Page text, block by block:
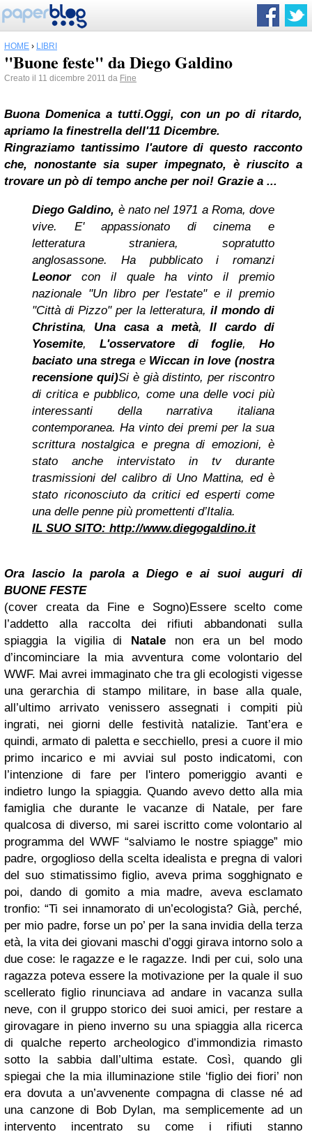
HOME › LIBRI
"Buone feste" da Diego Galdino
Creato il 11 dicembre 2011 da Fine
Buona Domenica a tutti.Oggi, con un po di ritardo,
apriamo la finestrella dell'11 Dicembre.
Ringraziamo tantissimo l'autore di questo racconto
che, nonostante sia super impegnato, è riuscito a
trovare un pò di tempo anche per noi! Grazie a ...
Diego Galdino, è nato nel 1971 a Roma, dove
vive. E' appassionato di cinema e
letteratura straniera, sopratutto
anglosassone. Ha pubblicato i romanzi
Leonorcon il quale ha vinto il premio
nazionale "Un libro per l'estate" e il premio
"Città di Pizzo" per la letteratura, il mondo di
Christina, Una casa a metà,Il cardo di
Yosemite, L'osservatore di foglie, Ho
baciato una strega e Wiccan in love (nostra
recensione qui)Si è già distinto, per riscontro
di critica e pubblico, come una delle voci più
interessanti della narrativa italiana
contemporanea. Ha vinto dei premi per la sua
scrittura nostalgica e pregna di emozioni, è
stato anche intervistato in tv durante
trasmissioni del calibro di Uno Mattina, ed è
stato riconosciuto da critici ed esperti come
una delle penne più promettenti d’Italia.
IL SUO SITO: http://www.diegogaldino.it
Ora lascio la parola a Diego e ai suoi auguri di
BUONE FESTE
(cover creata da Fine e Sogno)Essere scelto come
l’addetto alla raccolta dei rifiuti abbandonati sulla
spiaggia la vigilia di Natale non era un bel modo
d’incominciare la mia avventura come volontario del
WWF. Mai avrei immaginato che tra gli ecologisti vigesse
una gerarchia di stampo militare, in base alla quale,
all’ultimo arrivato venissero assegnati i compiti più
ingrati, nei giorni delle festività natalizie. Tant’era e
quindi, armato di paletta e secchiello, presi a cuore il mio
primo incarico e mi avviai sul posto indicatomi, con
l’intenzione di fare per l'intero pomeriggio avanti e
indietro lungo la spiaggia. Quando avevo detto alla mia
famiglia che durante le vacanze di Natale, per fare
qualcosa di diverso, mi sarei iscritto come volontario al
programma del WWF “salviamo le nostre spiagge” mio
padre, orgoglioso della scelta idealista e pregna di valori
del suo stimatissimo figlio, aveva prima sogghignato e
poi, dando di gomito a mia madre, aveva esclamato
tronfio: “Ti sei innamorato di un’ecologista? Già, perché,
per mio padre, forse un po’ per la sana invidia della terza
età, la vita dei giovani maschi d’oggi girava intorno solo a
due cose: le ragazze e le ragazze. Indi per cui, solo una
ragazza poteva essere la motivazione per la quale il suo
scellerato figlio rinunciava ad andare in vacanza sulla
neve, con il gruppo storico dei suoi amici, per restare a
girovagare in pieno inverno su una spiaggia alla ricerca
di qualche reperto archeologico d’immondizia rimasto
sotto la sabbia dall’ultima estate. Così, quando gli
spiegai che la mia illuminazione stile ‘figlio dei fiori’ non
era dovuta a un’avvenente compagna di classe né ad
una canzone di Bob Dylan, ma semplicemente ad un
intervento incentrato su come i rifiuti stanno